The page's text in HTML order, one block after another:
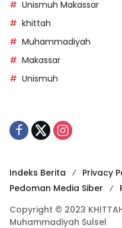
Unismuh Makassar
khittah
Muhammadiyah
Makassar
Unismuh
Indeks Berita
Privacy
Pedoman Media Siber
Copyright © 2023
Muhammadiyah Sulsel